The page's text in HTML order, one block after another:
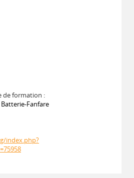
de formation :
Fanfare
index.php?